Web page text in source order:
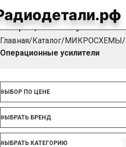
Операционные усилители
Главная Каталог МИКРОСХЕМЫ
Операционные усилители
ВЫБОР ПО ЦЕНЕ
ВЫБРАТЬ БРЕНД
ВЫБРАТЬ КАТЕГОРИЮ